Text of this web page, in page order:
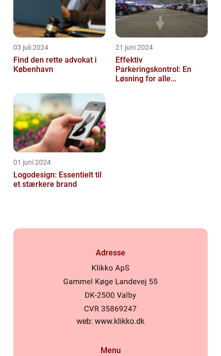
03 juli 2024
Find den rette advokat i
København
21 juni 2024
Effektiv
Parkeringskontrol: En
Løsning for alle
01 juni 2024
Logodesign: Essentielt til
et stærkere brand
Adresse
web: www.klikko.dk
Menu